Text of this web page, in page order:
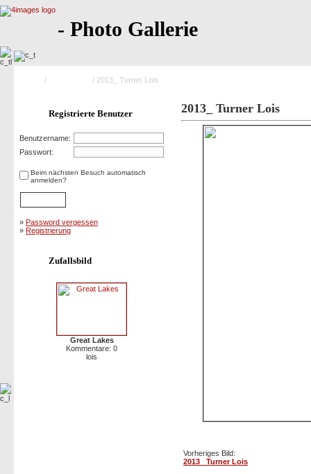
- Photo Gallerie
/ / 2013_ Turner Lois
Registrierte Benutzer
Benutzername:
Passwort:
Beim nächsten Besuch automatisch
anmelden?
» Password vergessen
» Registrierung
Zufallsbild
Great Lakes
Kommentare: 0
lois
2013_ Turner Lois
Vorheriges Bild:
2013_ Turner Lois